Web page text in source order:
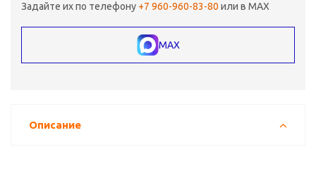
Задайте их по телефону +7 960-960-83-80 или в MAX
MAX
Описание